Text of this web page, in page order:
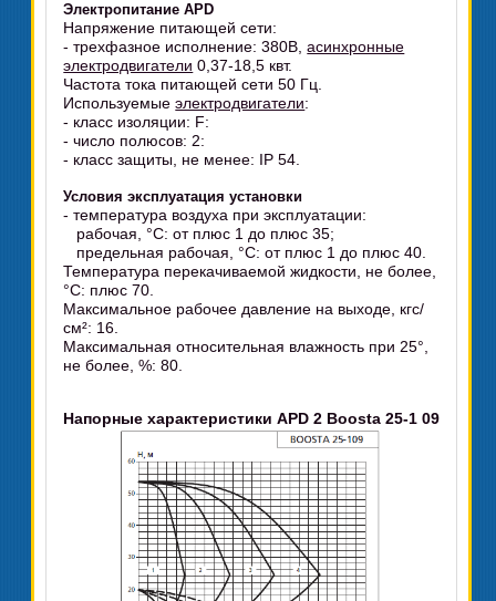
Электропитание APD
Напряжение питающей сети:
- трехфазное исполнение: 380В,асинхронные
электродвигатели 0,37-18,5 квт.
Частота тока питающей сети 50 Гц.
Используемыеэлектродвигатели:
- класс изоляции: F:
- число полюсов: 2:
- класс защиты, не менее: IP 54.
Условия эксплуатация установки
- температура воздуха при эксплуатации:
рабочая, °C: от плюс 1 до плюс 35;
предельная рабочая, °C: от плюс 1 до плюс 40.
Температура перекачиваемой жидкости, не более,
°C: плюс 70.
Максимальное рабочее давление на выходе, кгс/
см²: 16.
Максимальная относительная влажность при 25°,
не более, %: 80.
Напорные характеристики APD 2 Boosta 25-1 09